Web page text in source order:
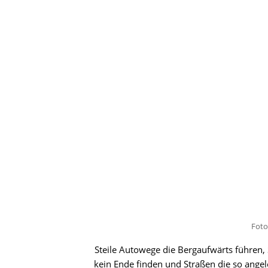
Steile Autowege die Bergaufwärts
kein Ende finden und Straßen die so